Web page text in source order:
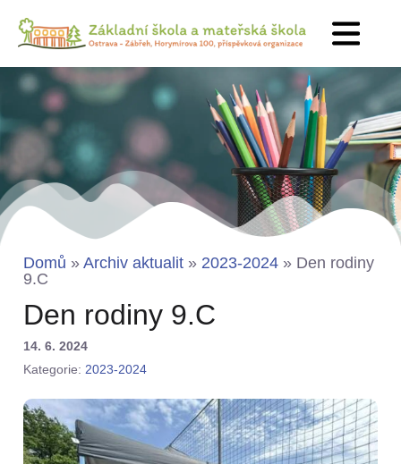
Domů » Archiv aktualit » 2023-2024 » Den rodiny
9.C
Den rodiny 9.C
14. 6. 2024
Kategorie: 2023-2024